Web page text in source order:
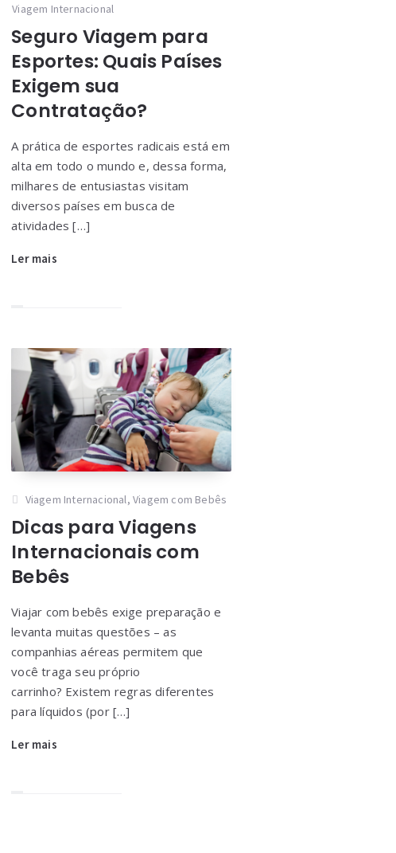
Viagem Internacional
Seguro Viagem para
Esportes: Quais Países
Exigem sua
Contratação?
A prática de esportes radicais está em
alta em todo o mundo e, dessa forma,
milhares de entusiastas visitam
diversos países em busca de
atividades […]
Ler mais
Viagem Internacional,Viagem com Bebês
Dicas para Viagens
Internacionais com
Bebês
Viajar com bebês exige preparação e
levanta muitas questões – as
companhias aéreas permitem que
você traga seu próprio
carrinho? Existem regras diferentes
para líquidos (por […]
Ler mais